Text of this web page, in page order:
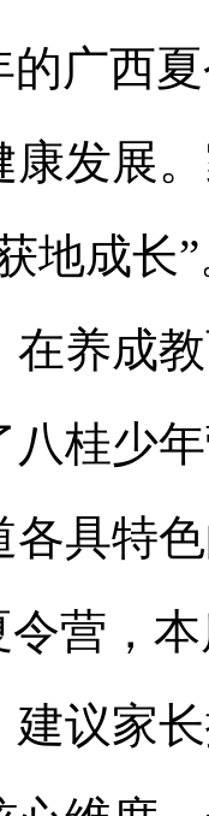
的广西
康发展
地成长
在养成
八桂少
各具特
令营，
建议家